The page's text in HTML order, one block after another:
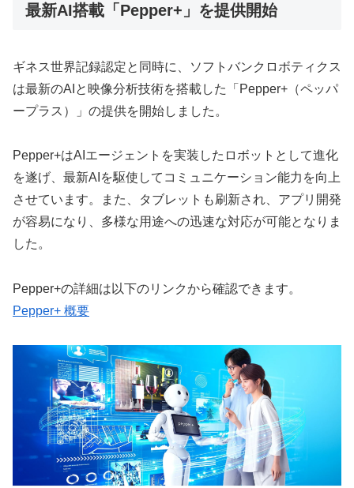
最新AI搭載「Pepper+」を提供開始
ギネス世界記録認定と同時に、ソフトバンクロボティクス
は最新のAIと映像分析技術を搭載した「Pepper+（ペッパ
ープラス）」の提供を開始しました。
Pepper+はAIエージェントを実装したロボットとして進化
を遂げ、最新AIを駆使してコミュニケーション能力を向上
させています。また、タブレットも刷新され、アプリ開発
が容易になり、多様な用途への迅速な対応が可能となりま
した。
Pepper+の詳細は以下のリンクから確認できます。
Pepper+ 概要